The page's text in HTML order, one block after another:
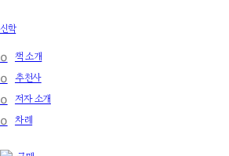
신학
໐ 책 소개
໐ 추천사
໐ 저자 소개
໐ 차례